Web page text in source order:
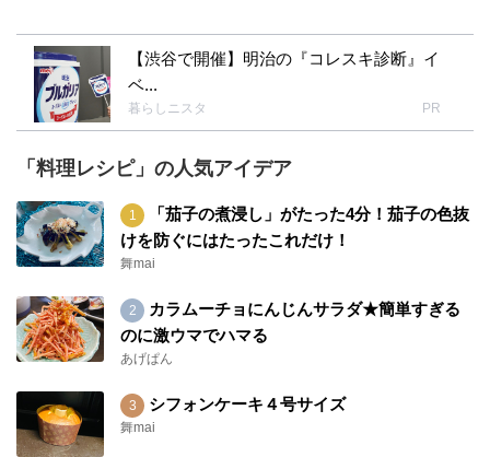
【渋谷で開催】明治の『コレスキ診断』イ
ベ...
暮らしニスタ PR
「料理レシピ」の人気アイデア
「茄子の煮浸し」がたった4分！茄子の色抜
けを防ぐにはたったこれだけ！
舞mai
カラムーチョにんじんサラダ★簡単すぎる
のに激ウマでハマる
あげぱん
シフォンケーキ４号サイズ
舞mai